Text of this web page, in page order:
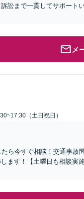
訟まで一貫してサポート
メ
（土日祝日）
ら今すぐ相談！交通事
ます！【土曜日も相談実